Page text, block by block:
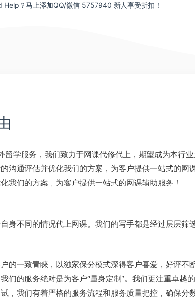
Help？马上添加QQ/微信 5757940 新人享受折扣！
学服务，我们致力于网课代修代上，期望成为本行
沟通评估并优化我们的方案，为客户提供一站式的网
我们的方案，为客户提供一站式的网课辅助服务！
身不同的情况代上网课。我们的写手都是经过层层筛
的一致青睐，以独家保分模式深得客户喜爱，好评不
们的服务绝对是为客户“量身定制”。我们更注重卓越的
，我们有着严格的服务流程和服务质量把控，确保分